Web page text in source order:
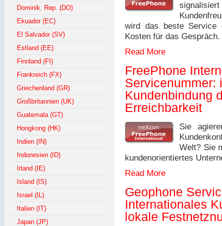
Dominik. Rep. (DO)
Ekuador (EC)
El Salvador (SV)
Estland (EE)
Finnland (FI)
Frankreich (FX)
Griechenland (GR)
Großbritannien (UK)
Guatemala (GT)
Hongkong (HK)
Indien (IN)
Indonesien (ID)
Irland (IE)
Island (IS)
Israel (IL)
Italien (IT)
Japan (JP)
wird das beste Service
Kosten für das Gespräch.
Read More
FreePhone
Servicenummer:
Kundenbindung
Erreichbarkeit
Sie
Welt? Sie
kundenorientiertes
Read More
Geophone
Internationales
lokale